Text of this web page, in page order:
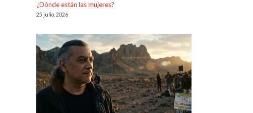
¿Dónde están las mujeres?
25 julio, 2026